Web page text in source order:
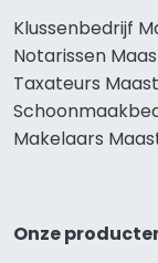
Klussenbedrijf
Notarissen
Taxateurs
Makelaars
Onze